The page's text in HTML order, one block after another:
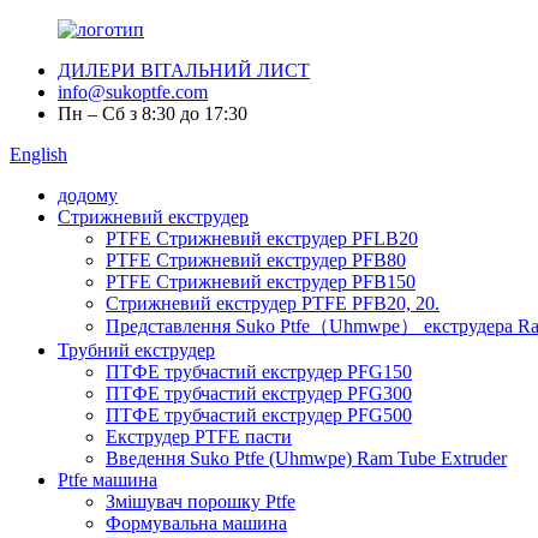
ДИЛЕРИ ВІТАЛЬНИЙ ЛИСТ
info@sukoptfe.com
Пн – Сб з 8:30 до 17:30
English
додому
Стрижневий екструдер
PTFE Стрижневий екструдер PFLB20
PTFE Стрижневий екструдер PFB80
PTFE Стрижневий екструдер PFB150
Стрижневий екструдер PTFE PFB20, 20.
Представлення Suko Ptfe（Uhmwpe） екструдера
Трубний екструдер
ПТФЕ трубчастий екструдер PFG150
ПТФЕ трубчастий екструдер PFG300
ПТФЕ трубчастий екструдер PFG500
Екструдер PTFE пасти
Введення Suko Ptfe (Uhmwpe) Ram Tube Extruder
Ptfe машина
Змішувач порошку Ptfe
Формувальна машина